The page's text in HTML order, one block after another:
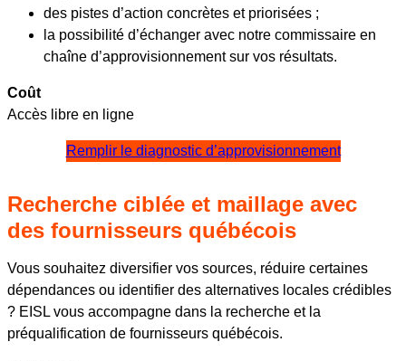
des pistes d’action concrètes et priorisées ;
la possibilité d’échanger avec notre commissaire en
chaîne d’approvisionnement sur vos résultats.
Coût
Accès libre en ligne
Remplir le diagnostic d’approvisionnement
Recherche ciblée et maillage avec
des fournisseurs québécois
Vous souhaitez diversifier vos sources, réduire certaines
dépendances ou identifier des alternatives locales crédibles
? EISL vous accompagne dans la recherche et la
préqualification de fournisseurs québécois.